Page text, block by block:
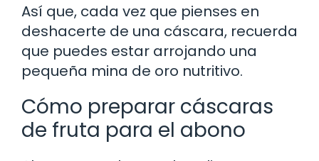
Así que, cada vez que pienses en
deshacerte de una cáscara, recuerda
que puedes estar arrojando una
pequeña mina de oro nutritivo.
Cómo preparar cáscaras
de fruta para el abono